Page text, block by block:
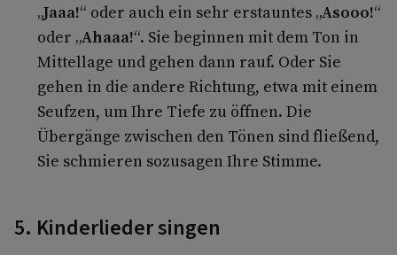
„Jaaa!“ oder auch ein sehr erstauntes „Asooo!“
oder „Ahaaa!“. Sie beginnen mit dem Ton in
Mittellage und gehen dann rauf. Oder Sie
gehen in die andere Richtung, etwa mit einem
Seufzen, um Ihre Tiefe zu öffnen. Die
Übergänge zwischen den Tönen sind fließend,
Sie schmieren sozusagen Ihre Stimme.
5. Kinderlieder singen